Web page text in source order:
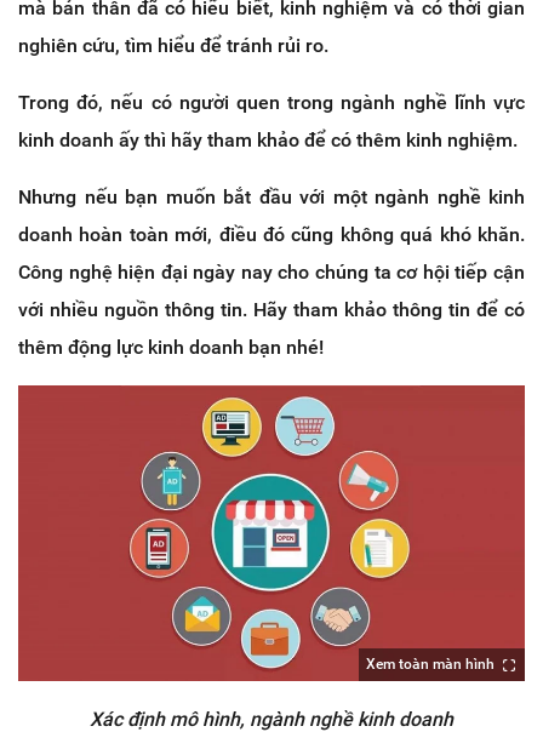
mà bản thân đã có hiểu biết, kinh nghiệm và có thời gian
nghiên cứu, tìm hiểu để tránh rủi ro.
Trong đó, nếu có người quen trong ngành nghề lĩnh vực
kinh doanh ấy thì hãy tham khảo để có thêm kinh nghiệm.
Nhưng nếu bạn muốn bắt đầu với một ngành nghề kinh
doanh hoàn toàn mới, điều đó cũng không quá khó khăn.
Công nghệ hiện đại ngày nay cho chúng ta cơ hội tiếp cận
với nhiều nguồn thông tin. Hãy tham khảo thông tin để có
thêm động lực kinh doanh bạn nhé!
Xem toàn màn hình
Xác định mô hình, ngành nghề kinh doanh